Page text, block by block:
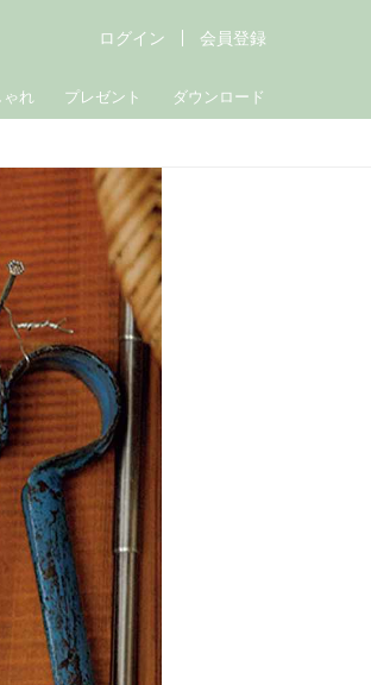
ゃれ プレゼント ダウンロード
ログイン 会員登録